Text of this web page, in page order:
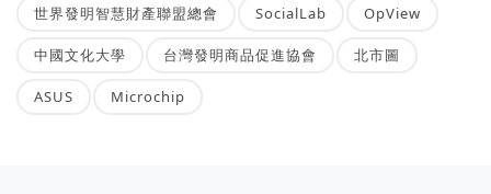
世界發明智慧財產聯盟總會 SocialLab OpView
中國文化大學 台灣發明商品促進協會 北市圖
ASUS Microchip